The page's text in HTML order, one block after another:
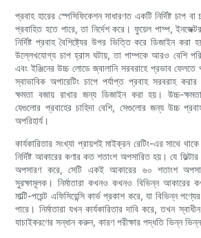
প্রবাহ হারের স্পেসিফিকেশন সাধারণত একটি নির্দিষ্ট চাপ বা
প্রবাহিত হতে পারে, তা নির্দেশ করে। ফুয়েল পাম্প,
নির্দিষ্ট প্রবাহ বৈশিষ্ট্যের উপর ভিত্তি করে ডিজাইন
উল্লেখযোগ্য চাপ হ্রাস ঘটায়, তা পাম্পকে আরও বেশি
এবং ইঞ্জিনের উচ্চ লোডে জ্বালানি সরবরাহে প্রভাব
স্বাভাবিক অপারেটিং চাপে পর্যাপ্ত প্রবাহ সরবরাহ
ক্ষমতা বজায় রাখার জন্য ডিজাইন করা হয়। উচ্চ-
যেগুলোর প্রবাহের চাহিদা বেশি, সেগুলোর জন্য উচ্চ প্রবাহ
অপরিহার্য।
কার্যকারিতার সংখ্যা প্রায়শই মাইক্রন রেটিং-এর সাথে
নির্দিষ্ট আকারের কণার কত শতাংশ অপসারিত হয়। যে
অপসারণ করে, সেটি একই আকারের ৬০ শতাংশ
সুরক্ষামূলক। নির্মাতারা কখনও কখনও বিভিন্ন আকারের
মাল্টি-পয়েন্ট এফিসিয়েন্সি কার্ভ প্রকাশ করে, যা বিভিন্ন
পারে। নির্মাতারা যখন কার্যকারিতার দাবি করে, তখন
যাচাইকরণের সন্ধান করুন, কারণ পরীক্ষার পদ্ধতি ভিন্ন